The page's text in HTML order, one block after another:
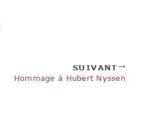
SUIVANT
Hommage à Hubert Nyssen